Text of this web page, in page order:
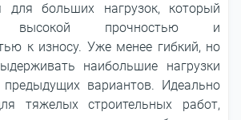
больших нагрузок, который
высокой прочностью и
к износу. Уже менее гибкий, но
наибольшие нагрузки
предыдущих вариантов. Идеально
тяжелых строительных работ,